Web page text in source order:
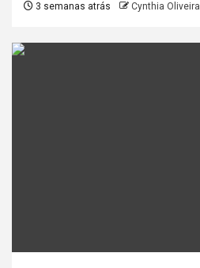
3 semanas atrás Cynthia Oliveira